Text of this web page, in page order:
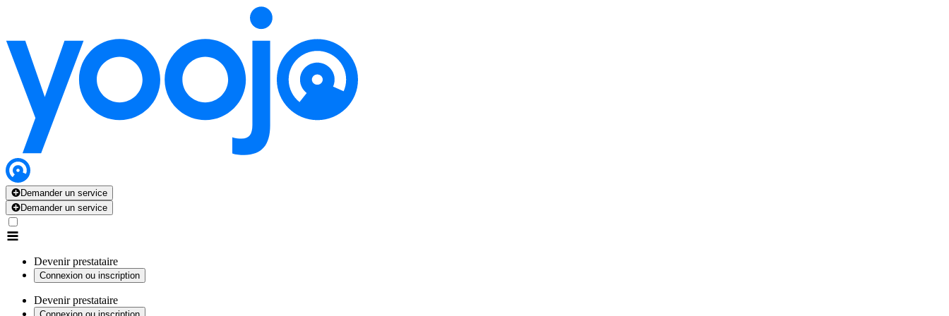
Demander un service
Demander un service
Devenir prestataire
Connexion ou inscription
Devenir prestataire